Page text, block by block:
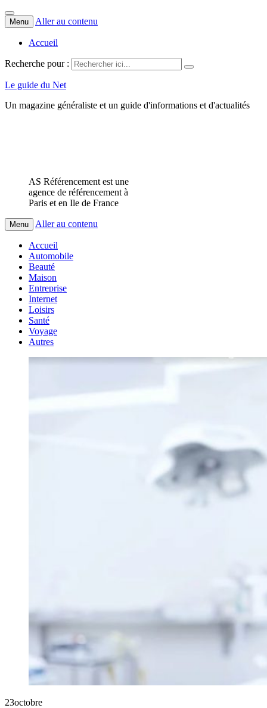
Menu Aller au contenu
Accueil
Recherche pour :
Le guide du Net
Un magazine généraliste et un guide d'informations et d'actualités
AS Référencement est une
agence de référencement à
Paris et en Ile de France
Menu Aller au contenu
Accueil
Automobile
Beauté
Maison
Entreprise
Internet
Loisirs
Santé
Voyage
Autres
23octobre